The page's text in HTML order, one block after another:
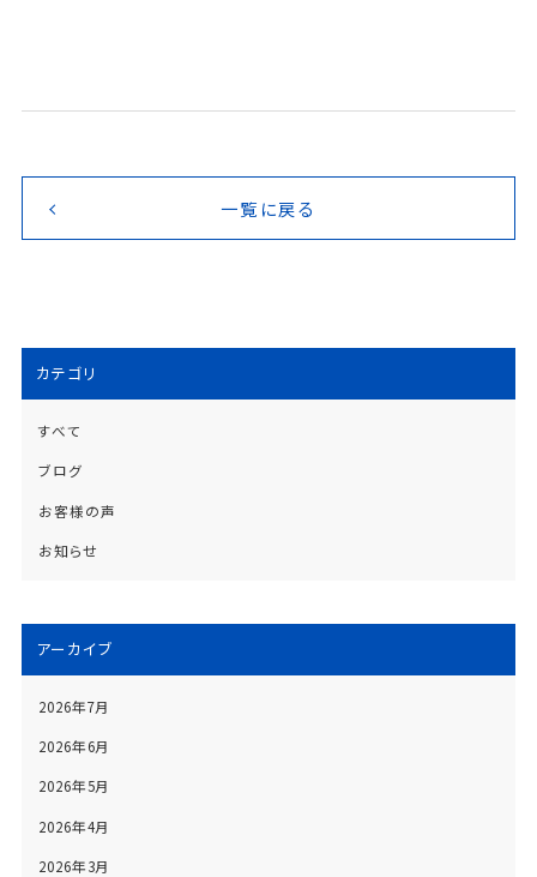
一覧に戻る
カテゴリ
すべて
ブログ
お客様の声
お知らせ
アーカイブ
2026年7月
2026年6月
2026年5月
2026年4月
2026年3月